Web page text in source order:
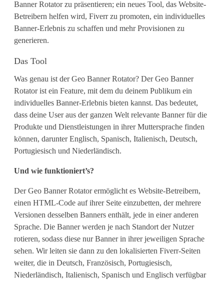
B
a
n
n
e
r
R
o
t
a
t
o
r
:
e
Banner Rotator zu präsentieren; ein neues Tool, das Website-
Betreibern helfen wird, Fiverr zu promoten, ein individuelles
Banner-Erlebnis zu schaffen und mehr Provisionen zu
generieren.
Das Tool
Was genau ist der Geo Banner Rotator? Der Geo Banner
Rotator ist ein Feature, mit dem du deinem Publikum ein
individuelles Banner-Erlebnis bieten kannst. Das bedeutet,
dass deine User aus der ganzen Welt relevante Banner für die
Produkte und Dienstleistungen in ihrer Muttersprache finden
können, darunter Englisch, Spanisch, Italienisch, Deutsch,
Portugiesisch und Niederländisch.
Und wie funktioniert’s?
Der Geo Banner Rotator ermöglicht es Website-Betreibern,
einen HTML-Code auf ihrer Seite einzubetten, der mehrere
Versionen desselben Banners enthält, jede in einer anderen
Sprache. Die Banner werden je nach Standort der Nutzer
rotieren, sodass diese nur Banner in ihrer jeweiligen Sprache
sehen. Wir leiten sie dann zu den lokalisierten Fiverr-Seiten
weiter, die in Deutsch, Französisch, Portugiesisch,
Niederländisch, Italienisch, Spanisch und Englisch verfügbar